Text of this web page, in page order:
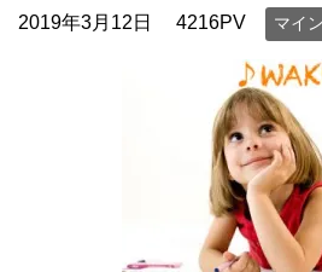
2019年3月12日 4216PV マイ